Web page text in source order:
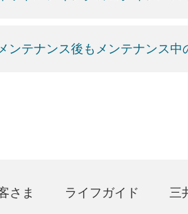
ンテナンス後もメンテナンス
さま ライフガイド 三